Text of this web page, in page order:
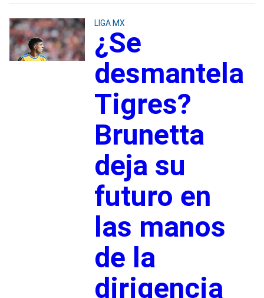
LIGA MX
¿Se
desmantela
Tigres?
Brunetta
deja su
futuro en
las manos
de la
dirigencia